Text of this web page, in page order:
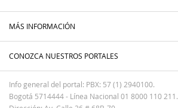
MÁS INFORMACIÓN
CONOZCA NUESTROS PORTALES
Info general del portal: PBX: 57 (1) 2940100.
Bogotá 5714444 - Línea Nacional 01 8000 110 211.